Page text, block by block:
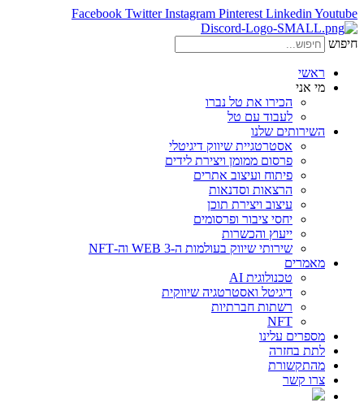
Facebook Twitter Instagram Pinterest Linkedin Youtube
חיפוש
ראשי
מי אני
הכירו את טל נברו
לעבוד עם טל
השירותים שלנו
אסטרטגיית שיווק דיגיטלי
פרסום ממומן ויצירת לידים
פיתוח ועיצוב אתרים
הרצאות וסדנאות
עיצוב ויצירת תוכן
יחסי ציבור ופרסומים
ייעוץ והכשרות
שירותי שיווק בעולמות ה-WEB 3 וה-NFT
מאמרים
טכנולוגית AI
דיגיטל ואסטרטגיה שיווקית
רשתות חברתיות
NFT
מספרים עלינו
לתת בחזרה
מהתקשורת
צרו קשר